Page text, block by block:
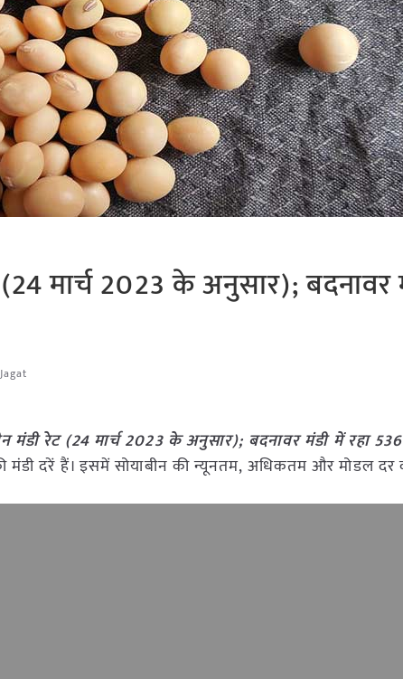
मार्च 2023 के अनुसार); बदनावर
मंडी रेट (24 मार्च 2023 के अनुसार); बदनावर मंडी में रहा
मंडी दरें हैं। इसमें सोयाबीन की न्यूनतम, अधिकतम और मोडल